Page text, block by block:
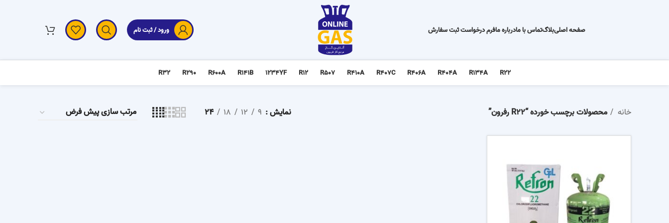
صفحه اصلیبلاگتماس با مادرباره مافرم درخواست ثبت سفارش ورود / ثبت نام
R22
R134A
R404A
R406A
R407C
R410A
R507
R12
1234YF
R141B
R600A
R290
R32
خانه محصولات برچسب خورده “R22 رفرون” نمایش 9
12
18
24